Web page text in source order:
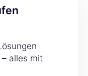
alles mit